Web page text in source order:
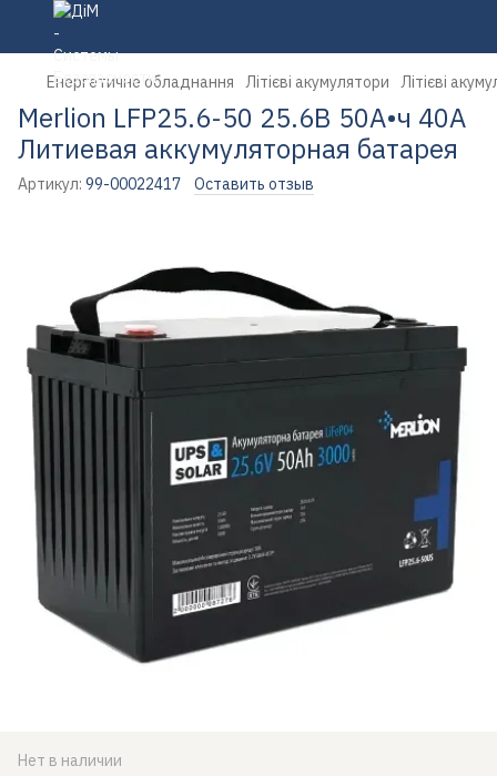
Енергетичне обладнання Літієві акумулятори Літієві
Merlion LFP25.6-50 25.6В 50А•ч 40А
Литиевая аккумуляторная батарея
Артикул: 99-00022417 Оставить отзыв
Нет в наличии